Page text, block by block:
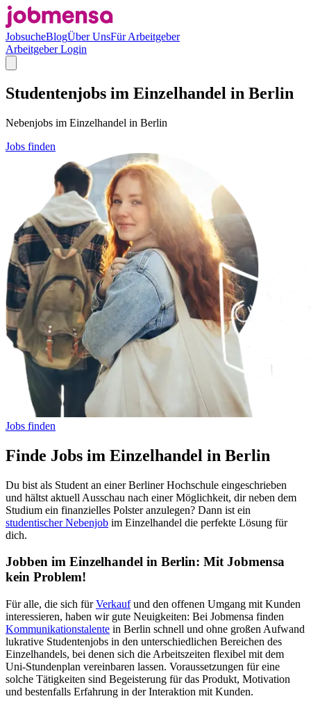
JobsucheBlogÜber UnsFür Arbeitgeber
Arbeitgeber Login
Studentenjobs im Einzelhandel in Berlin
Nebenjobs im Einzelhandel in Berlin
Jobs finden
Jobs finden
Finde Jobs im Einzelhandel in Berlin
Du bist als Student an einer Berliner Hochschule eingeschrieben
und hältst aktuell Ausschau nach einer Möglichkeit, dir neben dem
Studium ein finanzielles Polster anzulegen? Dann ist ein
studentischer Nebenjob im Einzelhandel die perfekte Lösung für
dich.
Jobben im Einzelhandel in Berlin: Mit Jobmensa
kein Problem!
Für alle, die sich fürVerkaufund den offenen Umgang mit Kunden
interessieren, haben wir gute Neuigkeiten: Bei Jobmensa finden
Kommunikationstalente in Berlin schnell und ohne großen Aufwand
lukrative Studentenjobs in den unterschiedlichen Bereichen des
Einzelhandels, bei denen sich die Arbeitszeiten flexibel mit dem
Uni-Stundenplan vereinbaren lassen. Voraussetzungen für eine
solche Tätigkeiten sind Begeisterung für das Produkt, Motivation
und bestenfalls Erfahrung in der Interaktion mit Kunden.